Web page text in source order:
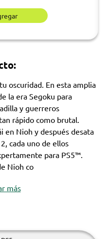
oscuridad. En esta amplia
la era Segoku para
y guerreros
rápido como brutal.
en Nioh y después desata
cada uno de ellos
para PS5™.
Nioh co
más